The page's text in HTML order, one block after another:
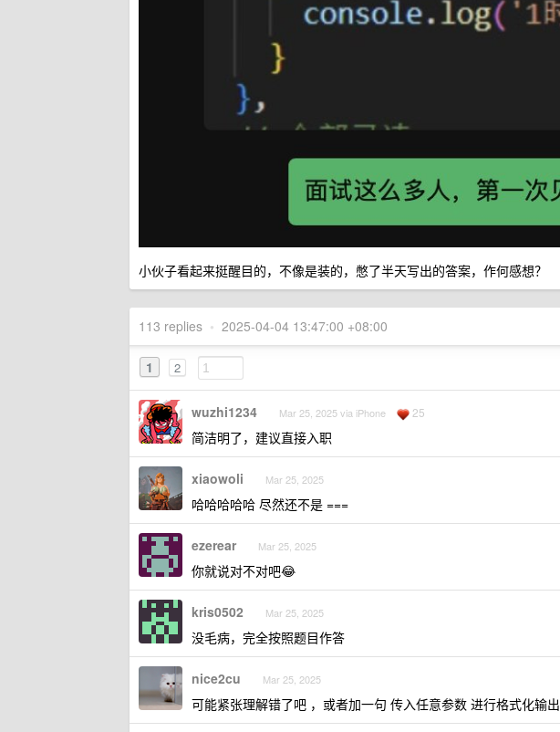
小伙子看起来挺醒目的，不像是装的，憋了半天写出的答案，作何感想？
113 replies • 2025-04-04 13:47:00 +08:00
1 2
wuzhi1234 Mar 25, 2025 via iPhone 25
简洁明了，建议直接入职
xiaowoli Mar 25, 2025
哈哈哈哈哈 尽然还不是 ===
ezerear Mar 25, 2025
你就说对不对吧😂
kris0502 Mar 25, 2025
没毛病，完全按照题目作答
nice2cu Mar 25, 2025
可能紧张理解错了吧 ，或者加一句 传入任意参数 进行格式化输出